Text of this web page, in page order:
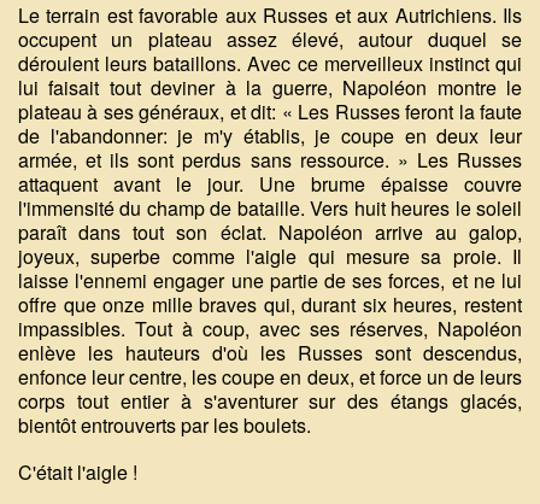
Le terrain est favorable aux Russes et aux Autrichiens. Ils
occupent un plateau assez élevé, autour duquel se
déroulent leurs bataillons. Avec ce merveilleux instinct qui
lui faisait tout deviner à la guerre, Napoléon montre le
plateau à ses généraux, et dit: « Les Russes feront la faute
de l'abandonner: je m'y établis, je coupe en deux leur
armée, et ils sont perdus sans ressource. » Les Russes
attaquent avant le jour. Une brume épaisse couvre
l'immensité du champ de bataille. Vers huit heures le soleil
paraît dans tout son éclat. Napoléon arrive au galop,
joyeux, superbe comme l'aigle qui mesure sa proie. Il
laisse l'ennemi engager une partie de ses forces, et ne lui
offre que onze mille braves qui, durant six heures, restent
impassibles. Tout à coup, avec ses réserves, Napoléon
enlève les hauteurs d'où les Russes sont descendus,
enfonce leur centre, les coupe en deux, et force un de leurs
corps tout entier à s'aventurer sur des étangs glacés,
bientôt entrouverts par les boulets.
C'était l'aigle !